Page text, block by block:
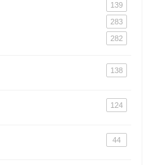
139
283
282
138
124
44